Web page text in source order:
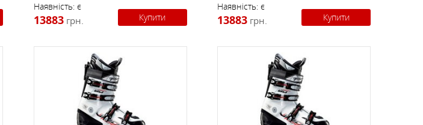
Наявність: є
13883 грн. Купити
Наявність: є
13883 грн. Купити